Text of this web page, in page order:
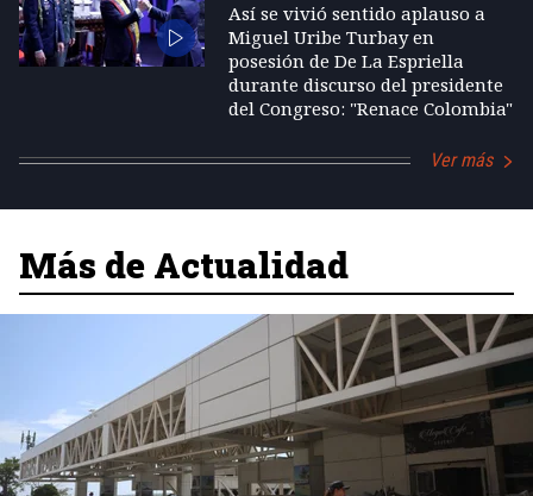
Así se vivió sentido aplauso a
Miguel Uribe Turbay en
posesión de De La Espriella
durante discurso del presidente
del Congreso: "Renace Colombia"
Ver más
Más de Actualidad